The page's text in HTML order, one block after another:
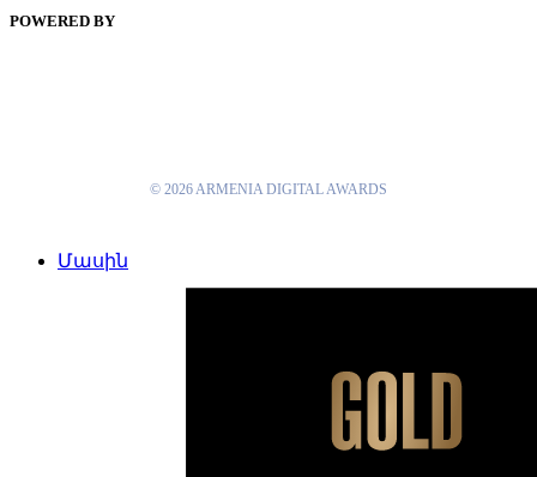
POWERED BY
© 2026 ARMENIA DIGITAL AWARDS
Close
Մասին